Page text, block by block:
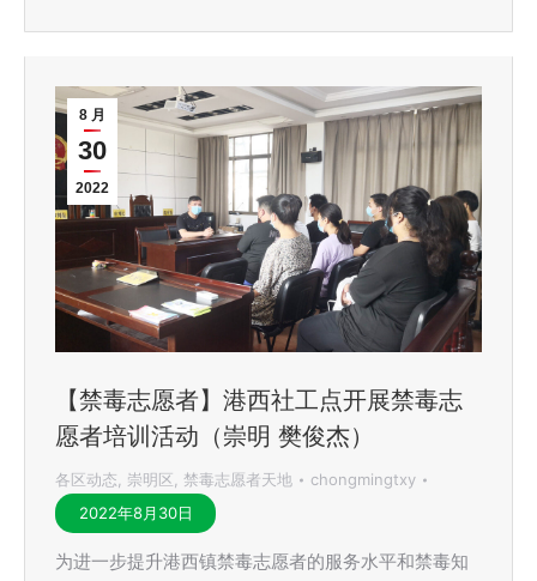
8 月
30
2022
【禁毒志愿者】港西社工点开展禁毒志
愿者培训活动（崇明 樊俊杰）
各区动态, 崇明区, 禁毒志愿者天地
chongmingtxy
2022年8月30日
为进一步提升港西镇禁毒志愿者的服务水平和禁毒知